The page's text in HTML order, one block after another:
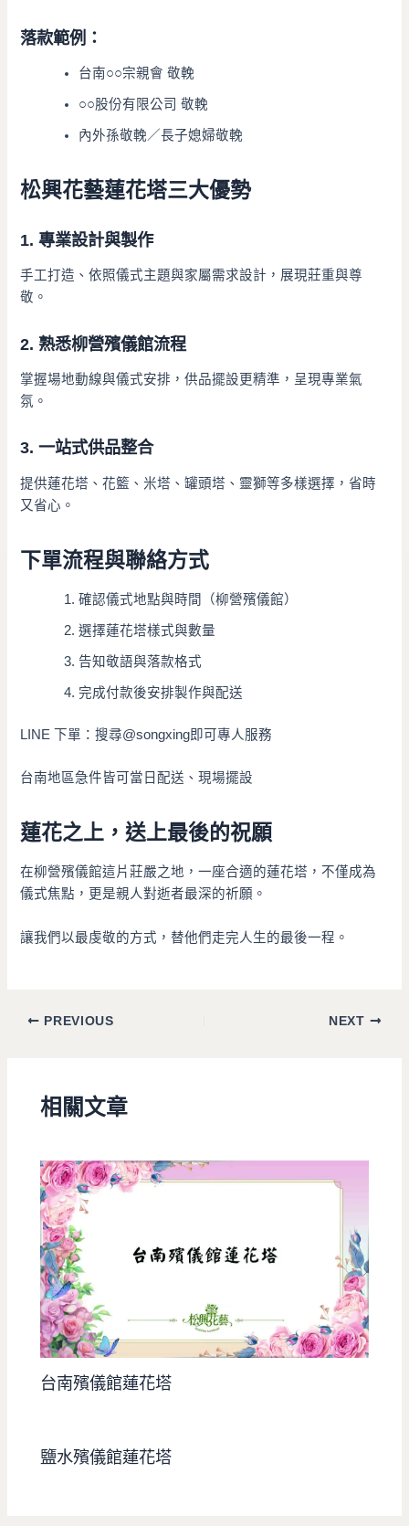
落款範例：
台南○○宗親會 敬輓
○○股份有限公司 敬輓
內外孫敬輓／長子媳婦敬輓
松興花藝蓮花塔三大優勢
1. 專業設計與製作
手工打造、依照儀式主題與家屬需求設計，展現莊重與尊
敬。
2. 熟悉柳營殯儀館流程
掌握場地動線與儀式安排，供品擺設更精準，呈現專業氣
氛。
3. 一站式供品整合
提供蓮花塔、花籃、米塔、罐頭塔、靈獅等多樣選擇，省時
又省心。
下單流程與聯絡方式
確認儀式地點與時間（柳營殯儀館）
選擇蓮花塔樣式與數量
告知敬語與落款格式
完成付款後安排製作與配送
LINE 下單：搜尋@songxing即可專人服務
台南地區急件皆可當日配送、現場擺設
蓮花之上，送上最後的祝願
在柳營殯儀館這片莊嚴之地，一座合適的蓮花塔，不僅成為
儀式焦點，更是親人對逝者最深的祈願。
讓我們以最虔敬的方式，替他們走完人生的最後一程。
PREVIOUS NEXT
相關文章
台南殯儀館蓮花塔
鹽水殯儀館蓮花塔